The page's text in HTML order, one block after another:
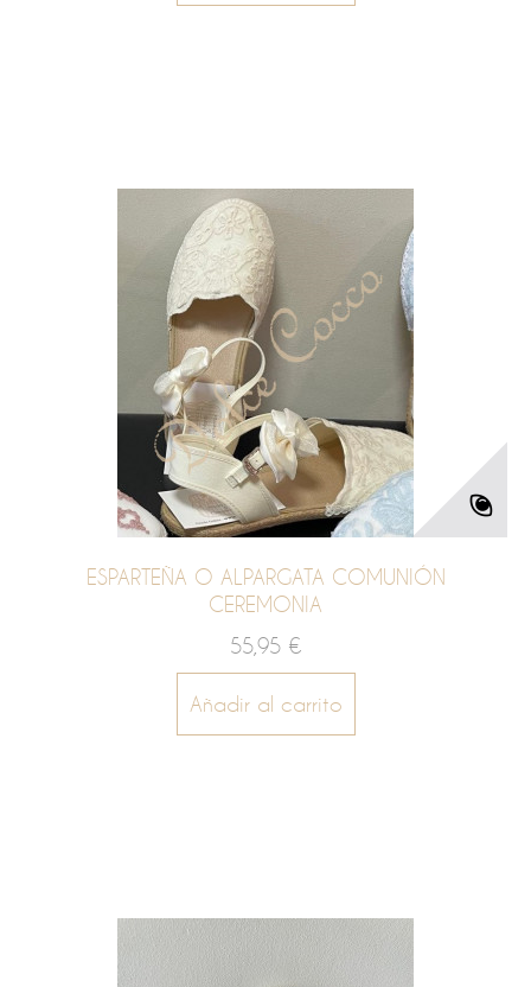
ESPARTEÑA O ALPARGATA COMUNIÓN
CEREMONIA
55,95 €
Añadir al carrito